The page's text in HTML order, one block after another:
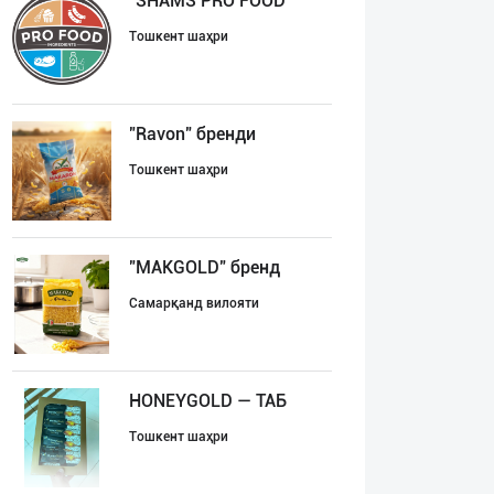
Тошкент шаҳри
"Ravon" бренди
Тошкент шаҳри
"MAKGOLD" бренд
Самарқанд вилояти
HONEYGOLD — ТАБ
Тошкент шаҳри